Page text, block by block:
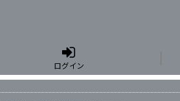
ログイン